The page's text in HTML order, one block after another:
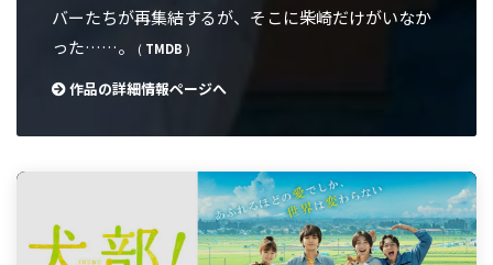
バーたちが再集結するが、そこに柴崎だけがいなか
った……。
( TMDB )
作品の詳細情報ページへ